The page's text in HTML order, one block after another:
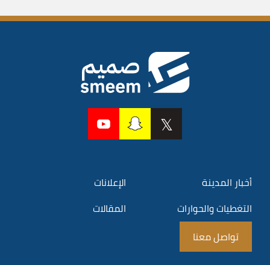
أخبار المدينة
الإعلانات
التغطيات والحوارات
المقالات
تواصل معنا